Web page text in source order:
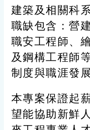
建築及相關科
職缺包含： 營
職安工程師、
及鋼構工程師
制度與職涯發
本專案保證起
望能協助新鮮